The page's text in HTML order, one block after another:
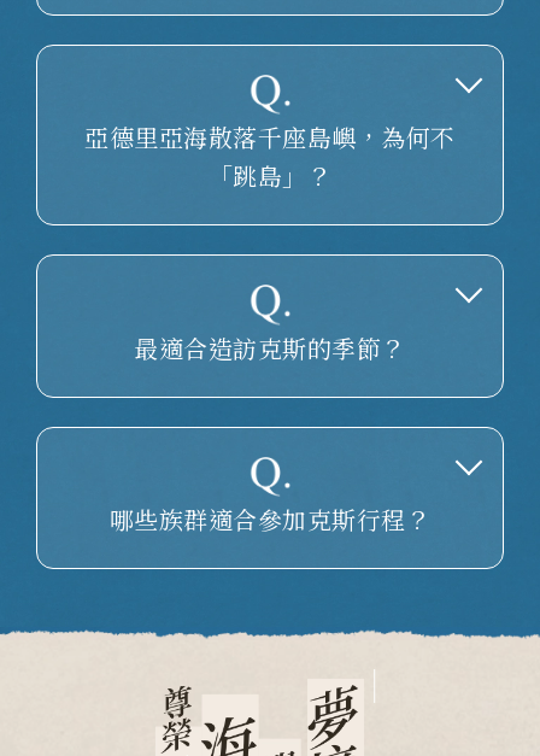
亞德里亞海散落千座島嶼，為何不
「跳島」？
最適合造訪克斯的季節？
哪些族群適合參加克斯行程？